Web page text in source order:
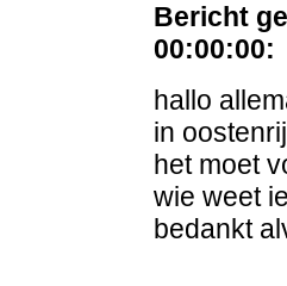
Bericht
00:00:00:
hallo
in
het moet
wie weet
bedankt